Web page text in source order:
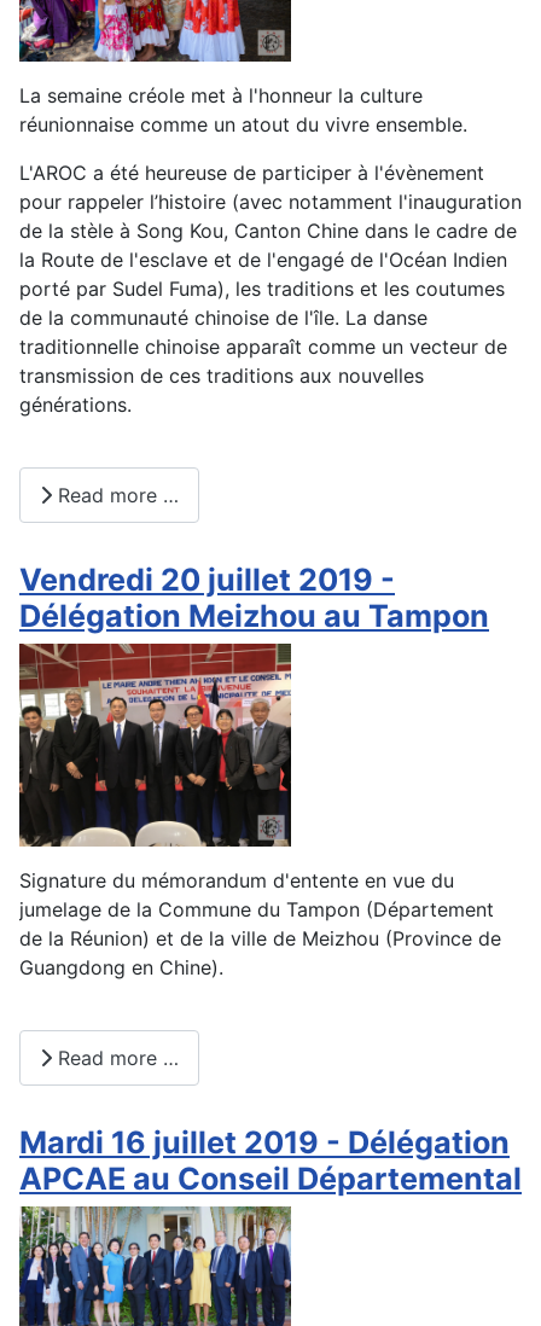
La semaine créole met à l'honneur la culture
réunionnaise comme un atout du vivre ensemble.
L'AROC a été heureuse de participer à l'évènement
pour rappeler l’histoire (avec notamment l'inauguration
de la stèle à Song Kou, Canton Chine dans le cadre de
la Route de l'esclave et de l'engagé de l'Océan Indien
porté par Sudel Fuma), les traditions et les coutumes
de la communauté chinoise de l'île. La danse
traditionnelle chinoise apparaît comme un vecteur de
transmission de ces traditions aux nouvelles
générations.
Read more …
Vendredi 20 juillet 2019 -
Délégation Meizhou au Tampon
Signature du mémorandum d'entente en vue du
jumelage de la Commune du Tampon (Département
de la Réunion) et de la ville de Meizhou (Province de
Guangdong en Chine).
Read more …
Mardi 16 juillet 2019 - Délégation
APCAE au Conseil Départemental